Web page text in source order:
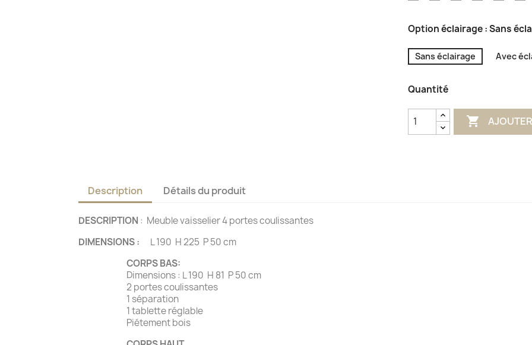
Option éclairage : Sans
Sans éclairage Avec
Quantité

Description Détails du produit
DESCRIPTION : Meuble vaisselier 4 portes coulissantes
DIMENSIONS : L 190 H 225 P 50 cm
CORPS BAS:
Dimensions : L 190 H 81 P 50 cm
2 portes coulissantes
1 séparation
1 tablette réglable
Piétement bois